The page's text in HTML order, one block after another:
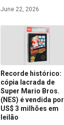
June 22, 2026
Recorde histórico:
cópia lacrada de
Super Mario Bros.
(NES) é vendida por
US$ 3 milhões em
leilão